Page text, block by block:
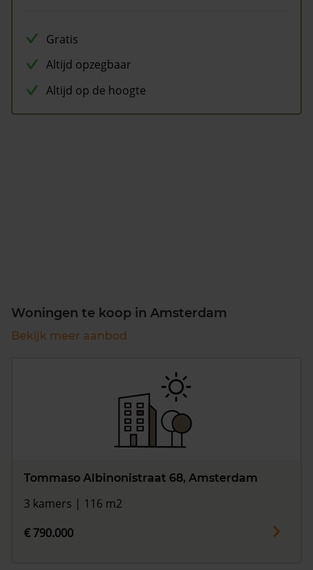
Gratis
Altijd opzegbaar
Altijd op de hoogte
Woningen te koop in Amsterdam
Bekijk meer aanbod
Tommaso Albinonistraat 68, Amsterdam
3 kamers | 116 m2
€ 790.000